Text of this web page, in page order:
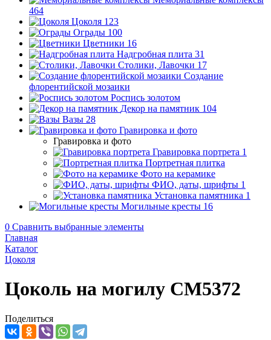
464
Цоколя 123
Ограды 100
Цветники 16
Надгробная плита 31
Столики, Лавочки 17
Создание
флорентийской мозаики
Роспись золотом
Декор на памятник 104
Вазы 28
Гравировка и фото
Гравировка и фото
Гравировка портрета 1
Портретная плитка
Фото на керамике
ФИО, даты, шрифты 1
Установка памятника 1
Могильные кресты 16
0 Сравнить выбранные элементы
Главная
Каталог
Цоколя
Цоколь на могилу CM5372
Поделиться